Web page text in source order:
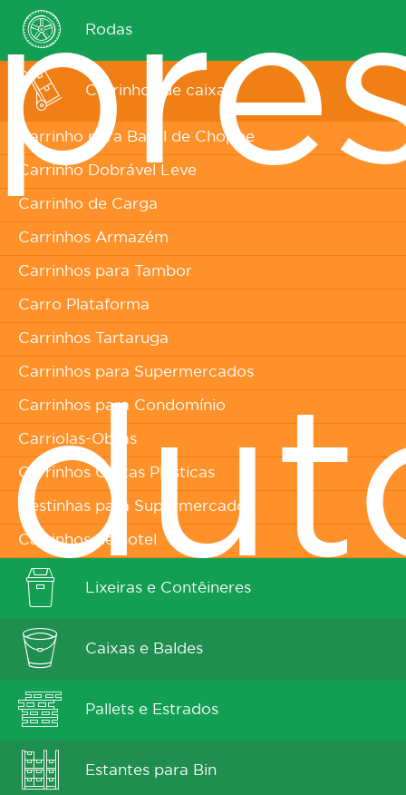
Rodas
Carrinhos de caixas
Carrinho para Barril de Choppe
Carrinho Dobrável Leve
Carrinho de Carga
Carrinhos Armazém
Carrinhos para Tambor
Carro Plataforma
Carrinhos Tartaruga
Carrinhos para Supermercados
Carrinhos para Condomínio
Carriolas-Obras
Carrinhos Caixas Plásticas
Cestinhas para Supermercados
Carrinhos de hotel
Lixeiras e Contêineres
Caixas e Baldes
Pallets e Estrados
Estantes para Bin